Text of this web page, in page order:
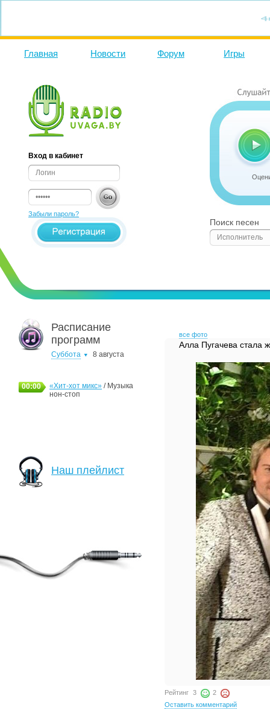
Главная Новости Форум Игры
Вход в кабинет
Забыли пароль?
Расписание
программ
Суббота 8 августа
00:00 «Хит-хот микс» / Музыка
нон-стоп
Наш плейлист
Поиск песен
все фото
Алла Пугачева стала
Рейтинг 3
2
Оставить комментарий